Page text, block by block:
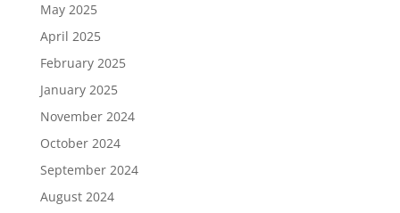
May 2025
April 2025
February 2025
January 2025
November 2024
October 2024
September 2024
August 2024